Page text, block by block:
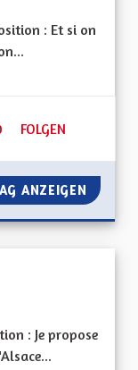
: Et si on
50 FOLLOWER
FOLGEN
DRAPEAU
ANZEIGEN
: Je propose